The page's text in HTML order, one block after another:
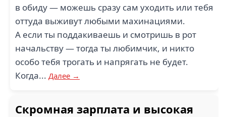
в обиду — можешь сразу сам уходить или тебя
оттуда выживут любыми махинациями.
А если ты поддакиваешь и смотришь в рот
начальству — тогда ты любимчик, и никто
особо тебя трогать и напрягать не будет.
Когда... Далее →
Скромная зарплата и высокая